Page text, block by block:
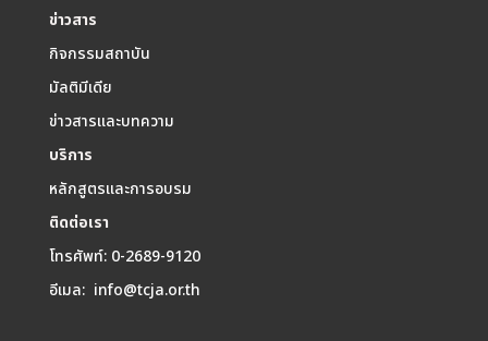
ข่าวสาร
กิจกรรมสถาบัน
มัลติมีเดีย
ข่าวสารและบทความ
บริการ
หลักสูตรและการอบรม
ติดต่อเรา
โทรศัพท์: 0-2689-9120
อีเมล: info@tcja.or.th